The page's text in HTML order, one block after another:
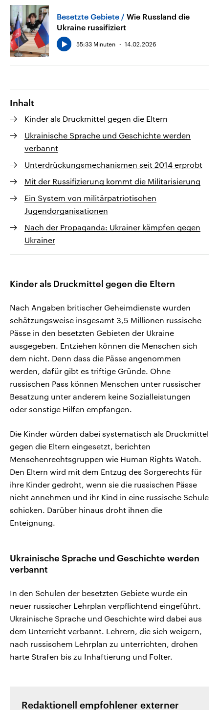
Besetzte Gebiete
Wie Russland die
Ukraine russifiziert
55:33 Minuten 14.02.2026
Inhalt
Kinder als Druckmittel gegen die Eltern
Ukrainische Sprache und Geschichte werden
verbannt
Unterdrückungsmechanismen seit 2014 erprobt
Mit der Russifizierung kommt die Militarisierung
Ein System von militärpatriotischen
Jugendorganisationen
Nach der Propaganda: Ukrainer kämpfen gegen
Ukrainer
Kinder als Druckmittel gegen die Eltern
Nach Angaben britischer Geheimdienste wurden
schätzungsweise insgesamt 3,5 Millionen russische
Pässe in den besetzten Gebieten der Ukraine
ausgegeben. Entziehen können die Menschen sich
dem nicht. Denn dass die Pässe angenommen
werden, dafür gibt es triftige Gründe. Ohne
russischen Pass können Menschen unter russischer
Besatzung unter anderem keine Sozialleistungen
oder sonstige Hilfen empfangen.
Die Kinder würden dabei systematisch als Druckmittel
gegen die Eltern eingesetzt, berichten
Menschenrechtsgruppen wie Human Rights Watch.
Den Eltern wird mit dem Entzug des Sorgerechts für
ihre Kinder gedroht, wenn sie die russischen Pässe
nicht annehmen und ihr Kind in eine russische Schule
schicken. Darüber hinaus droht ihnen die
Enteignung.
Ukrainische Sprache und Geschichte werden
verbannt
In den Schulen der besetzten Gebiete wurde ein
neuer russischer Lehrplan verpflichtend eingeführt.
Ukrainische Sprache und Geschichte wird dabei aus
dem Unterricht verbannt. Lehrern, die sich weigern,
nach russischem Lehrplan zu unterrichten, drohen
harte Strafen bis zu Inhaftierung und Folter.
Redaktionell empfohlener externer